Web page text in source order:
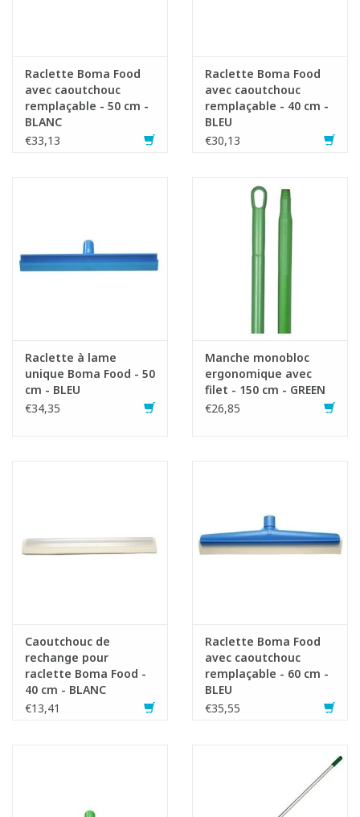
Raclette Boma Food
avec caoutchouc
remplaçable - 50 cm -
BLANC
€33,13
Raclette Boma Food
avec caoutchouc
remplaçable - 40 cm -
BLEU
€30,13
Raclette à lame
unique Boma Food - 50
cm - BLEU
€34,35
Manche monobloc
ergonomique avec
filet - 150 cm - GREEN
€26,85
Caoutchouc de
rechange pour
raclette Boma Food -
40 cm - BLANC
€13,41
Raclette Boma Food
avec caoutchouc
remplaçable - 60 cm -
BLEU
€35,55